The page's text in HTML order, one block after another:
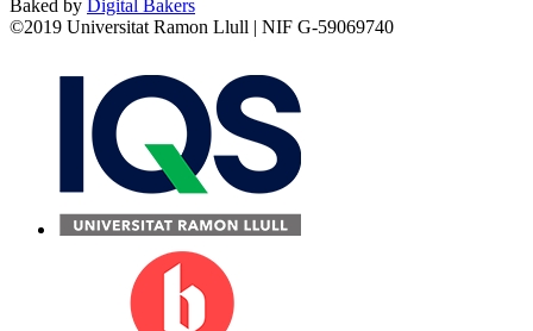
Baked by Digital Bakers
©2019 Universitat Ramon Llull | NIF G-59069740